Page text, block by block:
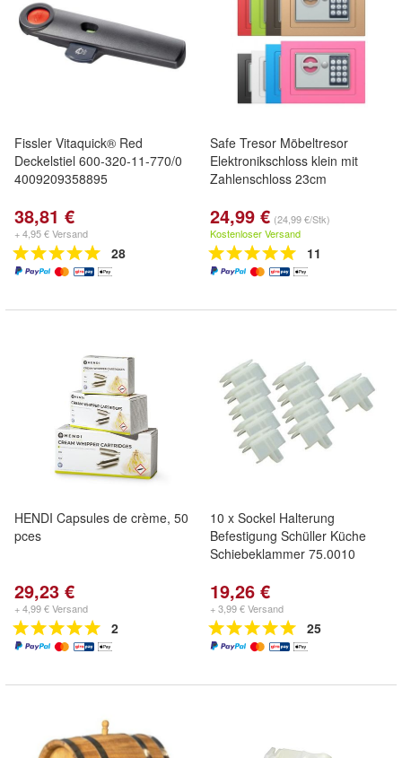
Fissler Vitaquick® Red
Deckelstiel 600-320-11-770/0
4009209358895
38,81 €
+ 4,95 € Versand
28
Safe Tresor Möbeltresor
Elektronikschloss klein mit
Zahlenschloss 23cm
24,99 € (24,99 €/Stk)
Kostenloser Versand
11
HENDI Capsules de crème, 50
pces
29,23 €
+ 4,99 € Versand
2
10 x Sockel Halterung
Befestigung Schüller Küche
Schiebeklammer 75.0010
19,26 €
+ 3,99 € Versand
25